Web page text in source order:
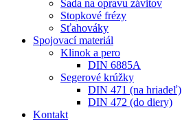
Sada na opravu závitov
Stopkové frézy
Sťahováky
Spojovací materiál
Klinok a pero
DIN 6885A
Segerové krúžky
DIN 471 (na hriadeľ)
DIN 472 (do diery)
Kontakt